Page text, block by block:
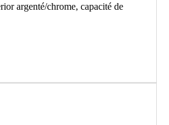
argenté/chrome, capacité de